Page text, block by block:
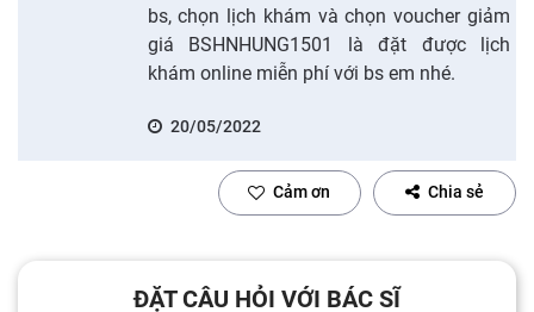
bs, chọn lịch khám và chọn voucher giảm
giá BSHNHUNG1501 là đặt được lịch
khám online miễn phí với bs em nhé.
20/05/2022
Cảm ơn Chia sẻ
ĐẶT CÂU HỎI VỚI BÁC SĨ